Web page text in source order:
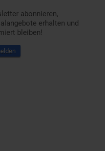
abonnieren,
erhalten und
bleiben!